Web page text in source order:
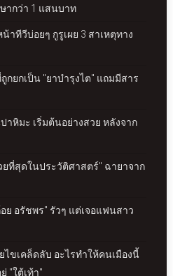
ากว่า 1 แสนบาท
าทีวีบ่อยๆ กูรูเผย 3 สาเหตุทาง
กยกเป็น "ยาบำรุงไต" แถมมีสาร
าหิมะ เริ่มต้นอย่างสวย หลังจาก
ที่สุดในประวัติศาสตร์" ฉายาจาก
ย อรัชพร" รัวๆ แต่เจอแฟนสาว
ไขเคล็ดลับ อะไรทำให้คนเมืองนี้
"ใต้เท้า"